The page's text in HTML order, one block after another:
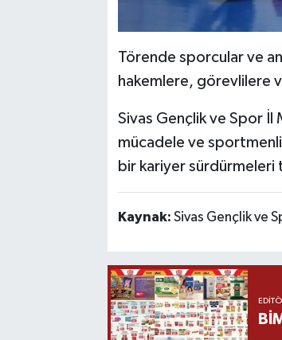
Törende sporcular ve
hakemlere, görevlilere
Sivas Gençlik ve Spor İl
mücadele ve
bir kariyer sürdürmeleri
Kaynak: Sivas Gençlik ve